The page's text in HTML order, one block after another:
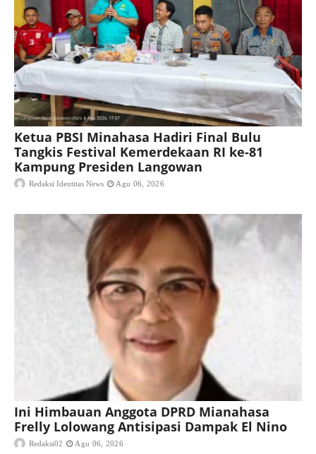
Ketua PBSI Minahasa Hadiri Final Bulu
Tangkis Festival Kemerdekaan RI ke-81
Kampung Presiden Langowan
Redaksi Identitas News Agu 06, 2026
Ini Himbauan Anggota DPRD Mianahasa
Frelly Lolowang Antisipasi Dampak El Nino
Redaksi02 Agu 06, 2026